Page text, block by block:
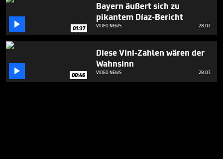
 01:37
Bayern äußert sich zu
pikantem Díaz-Bericht
VIDEO NEWS 28.07.
 00:46
Diese Vini-Zahlen wären der
Wahnsinn
VIDEO NEWS 28.07.